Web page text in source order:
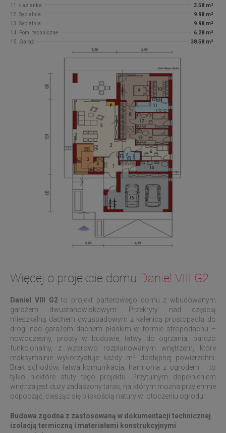
11. Łazienka
3.58 m²
12. Sypialnia
9.98 m²
13. Sypialnia
9.98 m²
14. Pom. techniczne
6.28 m²
15. Garaż
38.58 m²
Więcej o projekcie domu Daniel VIII G2
Daniel VIII G2to projekt parterowego domu z wbudowanym
garażem dwustanowiskowym. Przekryty nad częścią
mieszkalną dachem dwuspadowym z kalenicą prostopadłą do
drogi nad garażem dachem płaskim w formie stropodachu –
nowoczesny, prosty w budowie, łatwy do ogrzania, bardzo
funkcjonalny, z wzorowo rozplanowanym wnętrzem, które
maksymalnie wykorzystuje każdy m2
dostępnej powierzchni.
Brak schodów, łatwa komunikacja, harmonia z ogrodem – to
tylko niektóre atuty tego projektu. Przytulnym dopełnieniem
wnętrza jest duży zadaszony taras, na którym można przyjemnie
odpocząć, ciesząc się bliskością natury w otoczeniu ogrodu.
Budowa zgodna z zastosowaną w dokumentacji technicznej
izolacją termiczną i materiałami konstrukcyjnymi